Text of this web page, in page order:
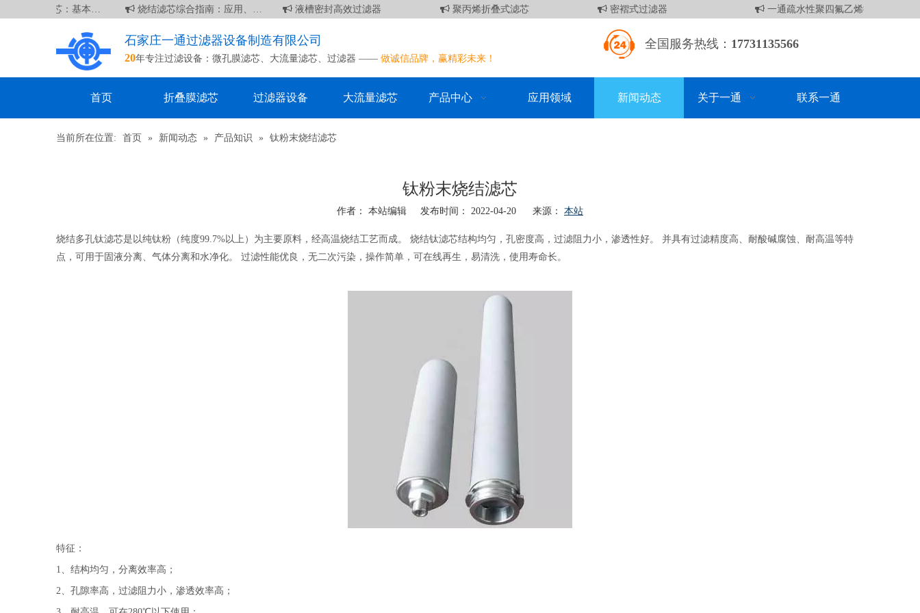
英寸滤芯：基本信息 烧结滤芯综合指南：应用、优点和维护 液槽密封高效过滤器 聚丙烯折叠式滤芯 密褶式过滤器 一通疏水性聚四氟乙烯折叠滤芯
石家庄一通过滤器设备制造有限公司
20年专注过滤设备： 微孔膜滤芯、 大流量滤芯、 过滤器 —— 做诚信品牌，赢精彩未来！
全国服务热线： 17731135566
首页 折叠膜滤芯 过滤器设备 大流量滤芯 产品中心 应用领域 新闻动态 关于一通 联系一通
当前所在位置: 首页 » 新闻动态 » 产品知识 » 钛粉末烧结滤芯
钛粉末烧结滤芯
作者： 本站编辑 发布时间： 2022-04-20 来源： 本站
["wechat","weibo","qzone","douban","email"]
烧结多孔钛滤芯是以纯钛粉（纯度99.7%以上）为主要原料，经高温烧结工艺而成。 烧结钛滤芯结构均匀，孔密度高，过滤阻力小，渗透性好。 并具有过滤精度高、耐酸碱腐蚀、耐高温等特
点，可用于固液分离、气体分离和水净化。 过滤性能优良，无二次污染，操作简单，可在线再生，易清洗，使用寿命长。
特征：
1、结构均匀，分离效率高；
2、孔隙率高，过滤阻力小，渗透效率高；